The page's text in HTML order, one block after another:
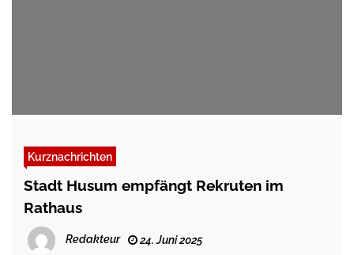
Kurznachrichten
Stadt Husum empfängt Rekruten im
Rathaus
Redakteur 24. Juni 2025